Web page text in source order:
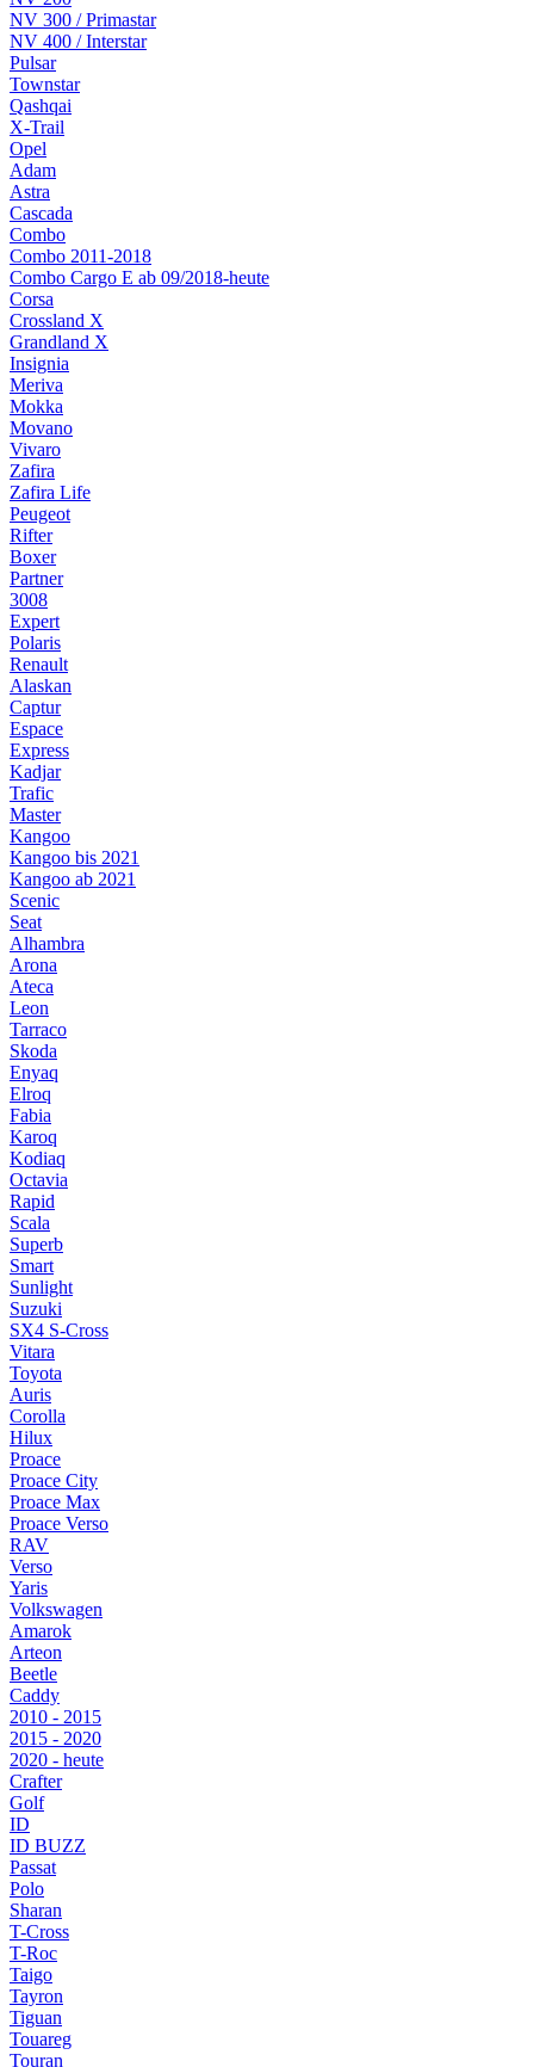
NV 300 / Primastar
NV 400 / Interstar
Pulsar
Townstar
Qashqai
X-Trail
Opel
Adam
Astra
Cascada
Combo
Combo 2011-2018
Combo Cargo E ab 09/2018-heute
Corsa
Crossland X
Grandland X
Insignia
Meriva
Mokka
Movano
Vivaro
Zafira
Zafira Life
Peugeot
Rifter
Boxer
Partner
3008
Expert
Polaris
Renault
Alaskan
Captur
Espace
Express
Kadjar
Trafic
Master
Kangoo
Kangoo bis 2021
Kangoo ab 2021
Scenic
Seat
Alhambra
Arona
Ateca
Leon
Tarraco
Skoda
Enyaq
Elroq
Fabia
Karoq
Kodiaq
Octavia
Rapid
Scala
Superb
Smart
Sunlight
Suzuki
SX4 S-Cross
Vitara
Toyota
Auris
Corolla
Hilux
Proace
Proace City
Proace Max
Proace Verso
RAV
Verso
Yaris
Volkswagen
Amarok
Arteon
Beetle
Caddy
2010 - 2015
2015 - 2020
2020 - heute
Crafter
Golf
ID
ID BUZZ
Passat
Polo
Sharan
T-Cross
T-Roc
Taigo
Tayron
Tiguan
Touareg
Touran